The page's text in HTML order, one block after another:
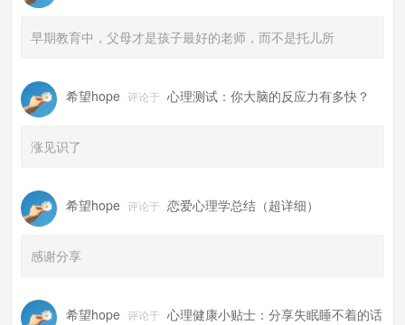
早期教育中，父母才是孩子最好的老师，而不是托儿所
希望hope 评论于 心理测试：你大脑的反应力有多快？
涨见识了
希望hope 评论于 恋爱心理学总结（超详细）
感谢分享
希望hope 评论于 心理健康小贴士：分享失眠睡不着的话